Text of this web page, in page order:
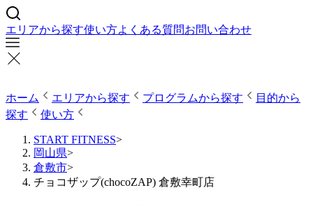
エリアから探す使い方よくある質問お問い合わせ
ホーム エリアから探す プログラムから探す
目的から
探す
使い方
START FITNESS>
岡山県>
倉敷市>
チョコザップ(chocoZAP) 倉敷幸町店